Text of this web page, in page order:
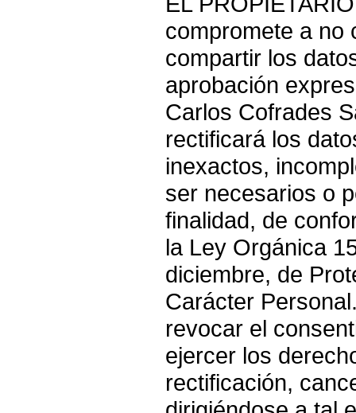
compromete a no
compartir los
aprobación
Carlos Cofrades
rectificará los
inexactos,
ser necesarios o
finalidad, de
la Ley Orgánica
diciembre, de
Carácter
revocar el
ejercer los
rectificación,